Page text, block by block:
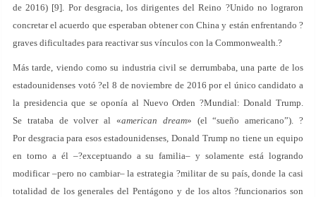
de 2016) [9]. Por desgracia, los dirigentes del Reino ?Unido no lograron
concretar el acuerdo que esperaban obtener con China y están enfrentando ?
graves dificultades para reactivar sus vínculos con la Commonwealth.?
Más tarde, viendo como su industria civil se derrumbaba, una parte de los
estadounidenses votó ?el 8 de noviembre de 2016 por el único candidato a
la presidencia que se oponía al Nuevo Orden ?Mundial: Donald Trump.
Se trataba de volver al «american dream» (el “sueño americano”). ?
Por desgracia para esos estadounidenses, Donald Trump no tiene un equipo
en torno a él –?exceptuando a su familia– y solamente está logrando
modificar –pero no cambiar– la estrategia ?militar de su país, donde la casi
totalidad de los generales del Pentágono y de los altos ?funcionarios son